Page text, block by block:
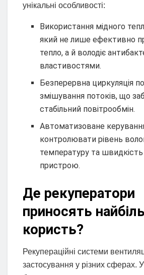
унікальні особливості:
Використання мідного
який не лише ефективно
тепло, а й володіє
властивостями.
Безперервна циркуляція
змішування потоків, що
стабільний повітрообмін.
Автоматизоване
контролювати рівень
температуру та
пристрою.
Де рекуператори
приносять
користь?
Рекупераційні системи
застосування у різних сферах.